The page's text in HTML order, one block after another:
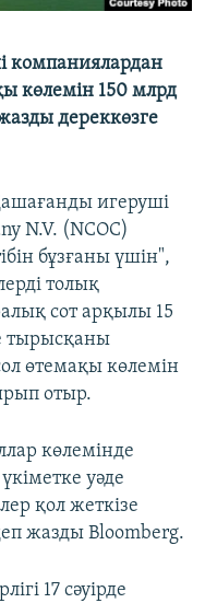
компаниялардан
көлемін 150 млрд
дереккөзге
игеруші
N.V. (NCOC)
бұзғаны үшін",
толық
сот арқылы 15
тырысқаны
өтемақы көлемін
отыр.
көлемінде
уәде
қол жеткізе
жазды Bloomberg.
17 сәуірде